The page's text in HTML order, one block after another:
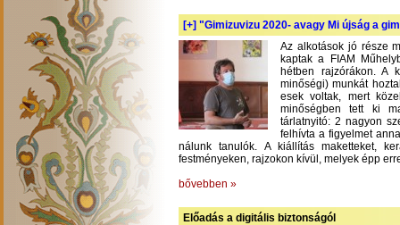
[+] "Gimizuvizu 2020- avagy Mi újság a
Az alkotások jó része
kaptak a FIAM
hétben rajzórákon. A
minőségi) munkát
esek voltak, mert
minőségben tett ki
tárlatnyitó: 2 nagyon
felhívta a figyelmet
nálunk tanulók. A kiállítás maketteket,
festményeken, rajzokon kívül, melyek épp
bővebben »
Előadás a digitális biztonságól